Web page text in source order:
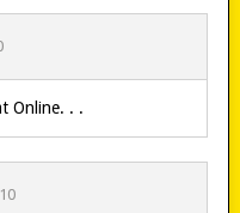
Online. . .